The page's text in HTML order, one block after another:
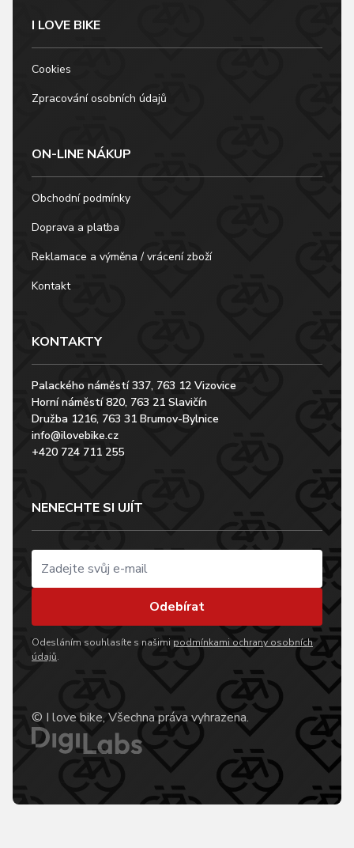
I LOVE BIKE
Cookies
Zpracování osobních údajů
ON-LINE NÁKUP
Obchodní podmínky
Doprava a platba
Reklamace a výměna / vrácení zboží
Kontakt
KONTAKTY
Palackého náměstí 337, 763 12 Vizovice
Horní náměstí 820, 763 21 Slavičín
Družba 1216, 763 31 Brumov-Bylnice
info@ilovebike.cz
+420 724 711 255
NENECHTE SI UJÍT
Odebírat
Odesláním souhlasíte s našimi podmínkami ochrany osobních
údajů.
© I love bike, Všechna práva vyhrazena.